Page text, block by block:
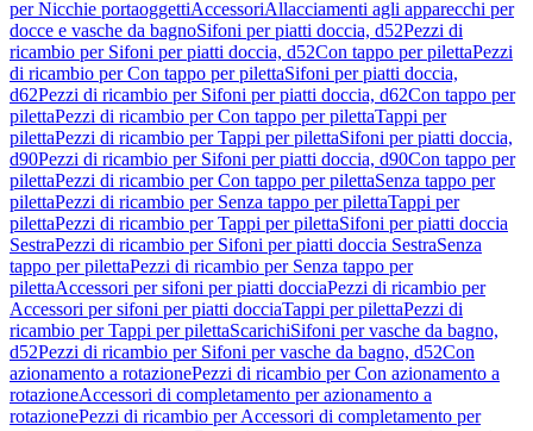
per Nicchie portaoggettiAccessoriAllacciamenti agli apparecchi per
docce e vasche da bagnoSifoni per piatti doccia, d52Pezzi di
ricambio per Sifoni per piatti doccia, d52Con tappo per pilettaPezzi
di ricambio per Con tappo per pilettaSifoni per piatti doccia,
d62Pezzi di ricambio per Sifoni per piatti doccia, d62Con tappo per
pilettaPezzi di ricambio per Con tappo per pilettaTappi per
pilettaPezzi di ricambio per Tappi per pilettaSifoni per piatti doccia,
d90Pezzi di ricambio per Sifoni per piatti doccia, d90Con tappo per
pilettaPezzi di ricambio per Con tappo per pilettaSenza tappo per
pilettaPezzi di ricambio per Senza tappo per pilettaTappi per
pilettaPezzi di ricambio per Tappi per pilettaSifoni per piatti doccia
SestraPezzi di ricambio per Sifoni per piatti doccia SestraSenza
tappo per pilettaPezzi di ricambio per Senza tappo per
pilettaAccessori per sifoni per piatti docciaPezzi di ricambio per
Accessori per sifoni per piatti docciaTappi per pilettaPezzi di
ricambio per Tappi per pilettaScarichiSifoni per vasche da bagno,
d52Pezzi di ricambio per Sifoni per vasche da bagno, d52Con
azionamento a rotazionePezzi di ricambio per Con azionamento a
rotazioneAccessori di completamento per azionamento a
rotazionePezzi di ricambio per Accessori di completamento per